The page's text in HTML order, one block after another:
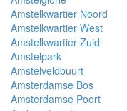
Amstelkwartier Noord
Amstelkwartier West
Amstelkwartier Zuid
Amstelpark
Amstelveldbuurt
Amsterdamse Bos
Amsterdamse Poort